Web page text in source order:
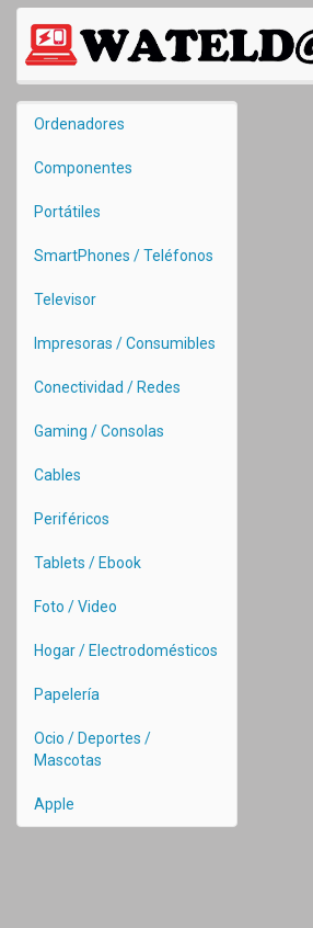
Ordenadores
Componentes
Portátiles
SmartPhones / Teléfonos
Televisor
Impresoras / Consumibles
Conectividad / Redes
Gaming / Consolas
Cables
Periféricos
Tablets / Ebook
Foto / Video
Hogar / Electrodomésticos
Papelería
Ocio / Deportes /
Mascotas
Apple